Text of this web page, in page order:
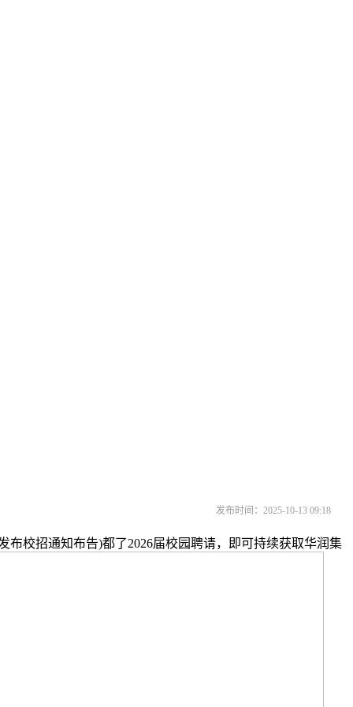
发布时间：2025-10-13 09:18
校招通知布告)都了2026届校园聘请，即可持续获取华润集